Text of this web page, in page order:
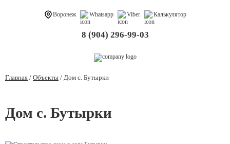
Воронеж Whatsapp Viber Калькулятор
8 (904) 296-99-03
Главная / Объекты / Дом с. Бутырки
Дом с. Бутырки